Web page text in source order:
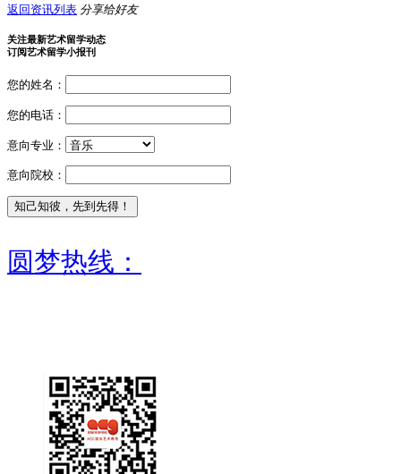
返回资讯列表 分享给好友
关注最新艺术留学动态
订阅艺术留学小报刊
您的姓名：
您的电话：
意向专业：
意向院校：
圆梦热线：